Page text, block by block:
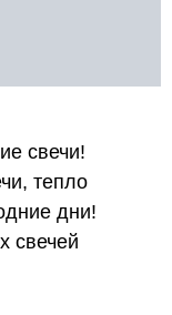
свечи!
тепло
дни!
свечей